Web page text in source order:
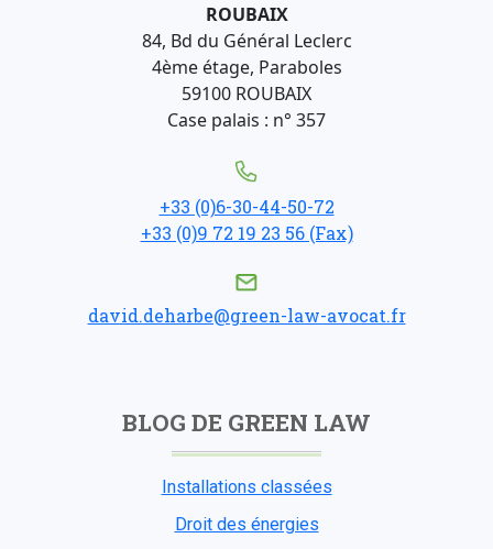
ROUBAIX
84, Bd du Général Leclerc
4ème étage, Paraboles
59100 ROUBAIX
Case palais : n° 357
+33 (0)6-30-44-50-72
+33 (0)9 72 19 23 56 (Fax)
david.deharbe@green-law-avocat.fr
BLOG DE GREEN LAW
Installations classées
Droit des énergies